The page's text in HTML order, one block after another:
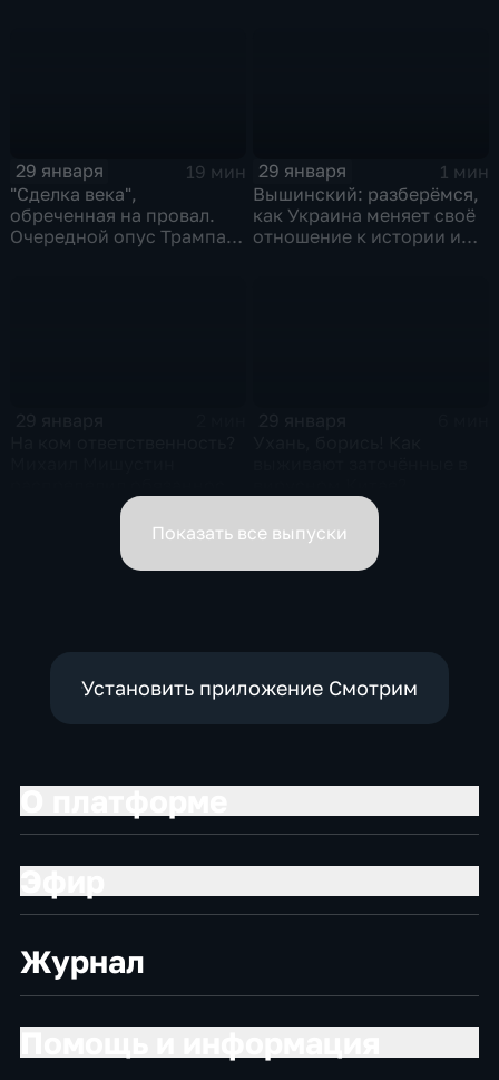
29 января
19 мин
"Сделка века",
обреченная на провал.
Очередной опус Трампа.
29 января
1 мин
Вышинский: разберёмся,
как Украина меняет своё
отношение к истории и
вице-премьеров
Показать все выпуски
Установить приложение Смотрим
Журнал